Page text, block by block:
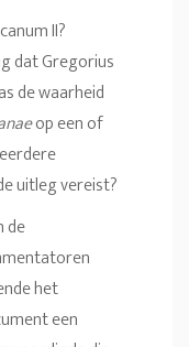
II?
dat Gregorius
de waarheid
op een of
uitleg vereist?
de
het
een